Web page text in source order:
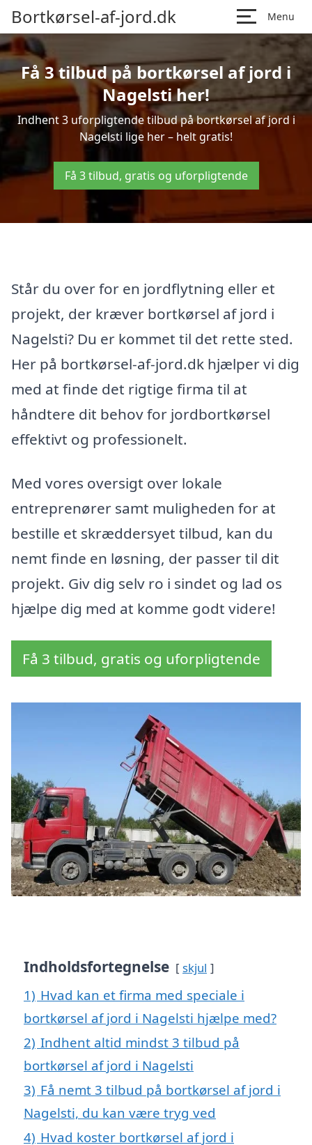
Bortkørsel-af-jord.dk Menu
Få 3 tilbud på bortkørsel af jord i
Nagelsti her!
Indhent 3 uforpligtende tilbud på bortkørsel af jord i
Nagelsti lige her – helt gratis!
Få 3 tilbud, gratis og uforpligtende
Står du over for en jordflytning eller et
projekt, der kræver bortkørsel af jord i
Nagelsti? Du er kommet til det rette sted.
Her på bortkørsel-af-jord.dk hjælper vi dig
med at finde det rigtige firma til at
håndtere dit behov for jordbortkørsel
effektivt og professionelt.
Med vores oversigt over lokale
entreprenører samt muligheden for at
bestille et skræddersyet tilbud, kan du
nemt finde en løsning, der passer til dit
projekt. Giv dig selv ro i sindet og lad os
hjælpe dig med at komme godt videre!
Få 3 tilbud, gratis og uforpligtende
Indholdsfortegnelse skjul
1) Hvad kan et firma med speciale i
bortkørsel af jord i Nagelsti hjælpe med?
2) Indhent altid mindst 3 tilbud på
bortkørsel af jord i Nagelsti
3) Få nemt 3 tilbud på bortkørsel af jord i
Nagelsti, du kan være tryg ved
4) Hvad koster bortkørsel af jord i